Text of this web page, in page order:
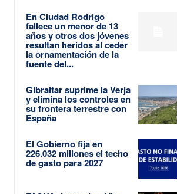
En Ciudad Rodrigo
fallece un menor de 13
años y otros dos jóvenes
resultan heridos al ceder
la ornamentación de la
fuente del...
Gibraltar suprime la Verja
y elimina los controles en
su frontera terrestre con
España
El Gobierno fija en
226.032 millones el techo
de gasto para 2027